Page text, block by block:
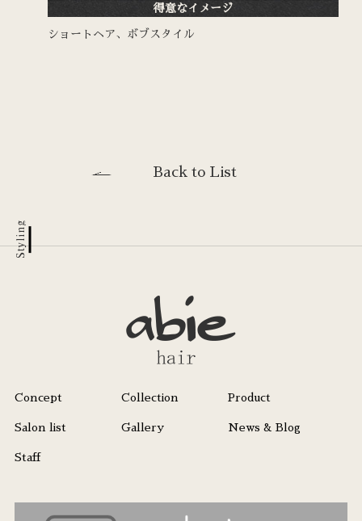
得意なイメージ
ショートヘア、ボブスタイル
Styling
Back to List
Concept
Salon list
Staff
Collection
Gallery
Product
News & Blog